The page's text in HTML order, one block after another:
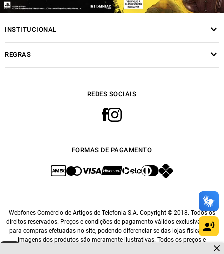
INSTITUCIONAL
REGRAS
REDES SOCIAIS
FORMAS DE PAGAMENTO
Webfones Comércio de Artigos de Telefonia S.A. Copyright © 2018. Todos os
direitos reservados. Preços e condições de pagamento válidos exclusivamente
para compras efetuadas no site, podendo diferenciar-se das lojas físicas. As
imagens dos produtos são meramente ilustrativas. Todos os preços e